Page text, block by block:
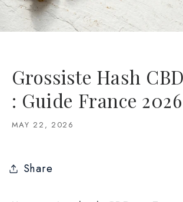
Grossiste Hash
: Guide France 2026
MAY 22, 2026
Share